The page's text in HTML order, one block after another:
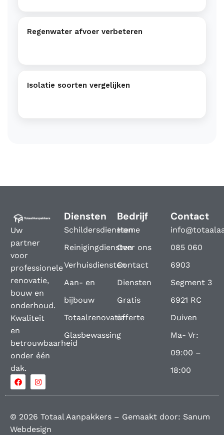
Regenwater afvoer verbeteren
Isolatie soorten vergelijken
Uw
partner
voor
professionele
renovatie,
bouw en
onderhoud.
Kwaliteit
en
betrouwbaarheid
onder één
dak.
Diensten
Schildersdiensten
Reinigingdiensten
Verhuisdiensten
Aan- en
bijbouw
Totaalrenovatie
Glasbewassing
Bedrijf
Home
Over ons
Contact
Diensten
Gratis
offerte
Contact
085 060
6903
Segment 3
6921 RC
Duiven
Ma- Vr:
09:00 –
18:00
© 2026 Totaal Aanpakkers – Gemaakt door: Sanum
Webdesign